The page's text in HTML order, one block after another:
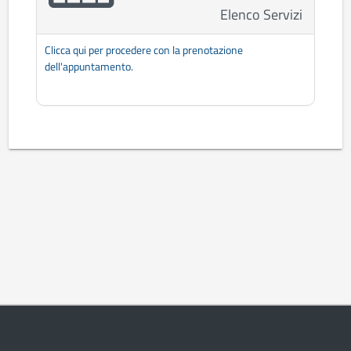
Elenco Servizi
Clicca qui per procedere con la prenotazione
dell'appuntamento.